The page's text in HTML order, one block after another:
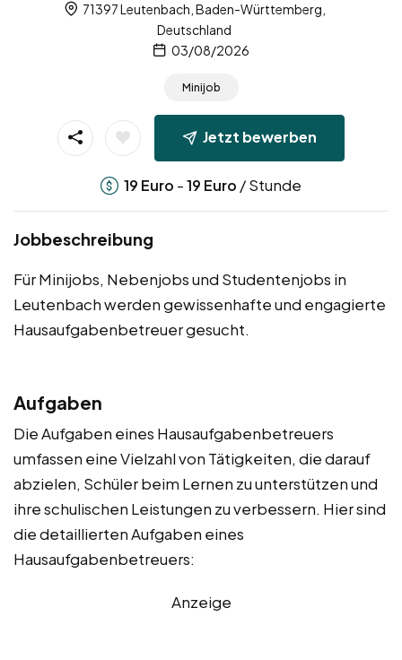
71397 Leutenbach, Baden-Württemberg,
Deutschland
03/08/2026
Minijob
Jetzt bewerben
19 Euro -19 Euro / Stunde
Jobbeschreibung
Für Minijobs, Nebenjobs und Studentenjobs in
Leutenbach werden gewissenhafte und engagierte
Hausaufgabenbetreuer gesucht.
Aufgaben
Die Aufgaben eines Hausaufgabenbetreuers
umfassen eine Vielzahl von Tätigkeiten, die darauf
abzielen, Schüler beim Lernen zu unterstützen und
ihre schulischen Leistungen zu verbessern. Hier sind
die detaillierten Aufgaben eines
Hausaufgabenbetreuers:
Anzeige